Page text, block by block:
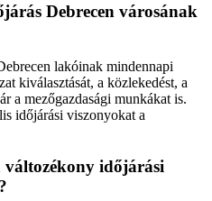
Debrecen városának
lakóinak mindennapi
kiválasztását, a közlekedést, a
a mezőgazdasági munkákat is.
időjárási viszonyokat a
változékony időjárási